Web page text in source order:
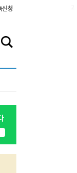
신청